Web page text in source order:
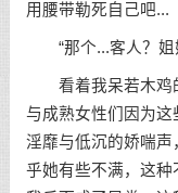
用腰带勒死自己吧...
“那个...客人？姐
看着我呆若木鸡
与成熟女性们因为
淫靡与低沉的娇喘
乎她有些不满，这